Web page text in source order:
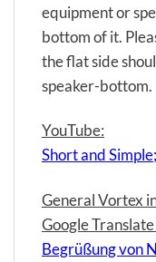
equipment or
bottom of it.
the flat side
speaker-bottom.
YouTube:
Short and
General Vortex
Google
Begrüßung von